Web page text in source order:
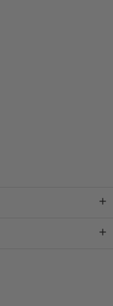
De
van het land van
hebt om een retour